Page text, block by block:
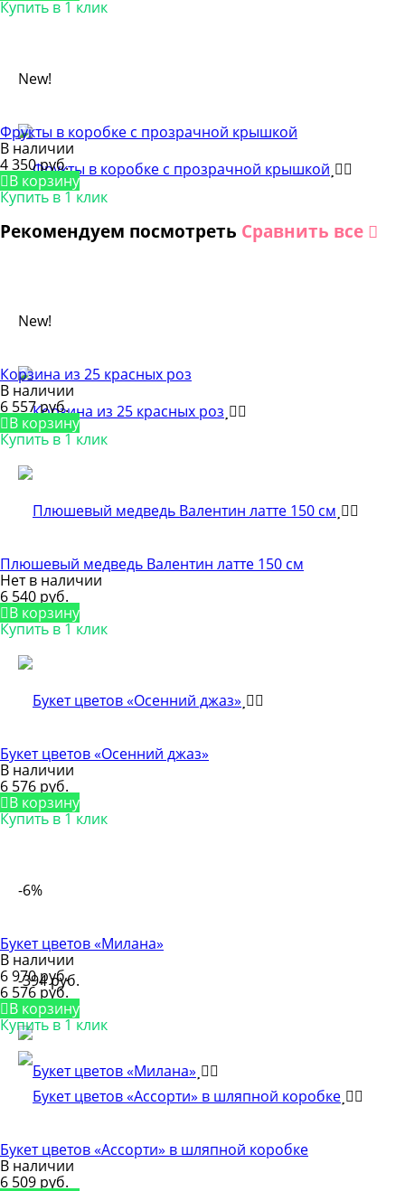
Купить в 1 клик
New!
Фрукты в коробке с прозрачной крышкой
В наличии
4 350 руб.
В корзину
Купить в 1 клик
Рекомендуем посмотреть Сравнить все
New!
Корзина из 25 красных роз
В наличии
6 557 руб.
В корзину
Купить в 1 клик
Плюшевый медведь Валентин латте 150 cм
Нет в наличии
6 540 руб.
В корзину
Купить в 1 клик
Букет цветов «Осенний джаз»
В наличии
6 576 руб.
В корзину
Купить в 1 клик
-6%
-394 руб.
Букет цветов «Милана»
В наличии
6 970 руб.
6 576 руб.
В корзину
Купить в 1 клик
Букет цветов «Ассорти» в шляпной коробке
В наличии
6 509 руб.